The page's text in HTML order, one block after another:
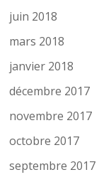
juin 2018
mars 2018
janvier 2018
décembre 2017
novembre 2017
octobre 2017
septembre 2017